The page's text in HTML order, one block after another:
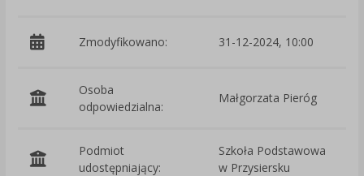
Zmodyfikowano: 31-12-2024, 10:00
Osoba
odpowiedzialna:
Małgorzata Pieróg
Podmiot
udostępniający:
Szkoła Podstawowa
w Przysiersku